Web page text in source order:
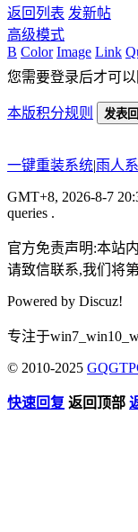
返回列表 发新帖
高级模式
B Color Image Link
您需要登录后才可
本版积分规则 发表
一键重装系统|雨人
GMT+8, 2026-8-7
queries .
官方免责声明:本站
请致信联系,我们将
Powered by Discuz!
专注于
© 2010-2025
快速回复 返回顶部